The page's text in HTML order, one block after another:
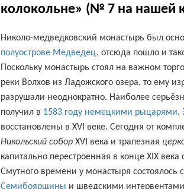
колокольне» (№ 7 на нашей
Николо-медведковский монастырь был
полуострове Медведец, отсюда пошло и
Поскольку монастырь стоял на важном
реки Волхов из Ладожского озера, то ему
разрушали неоднократно. Наиболее
получил в 1583 году немецкими рыцарями.
восстановлены в XVI веке. Сегодня от
Никольский собор XVI века и трапезная
капитально перестроенная в конце XIX
Смутного времени у монастыря
Семибоярщины и шведскими